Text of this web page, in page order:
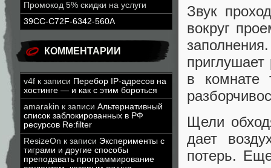
Промокод 5% скидки на услуги
39CC-C72F-6342-560A
КОММЕНТАРИИ
v4f к записи Перебор IP-адресов на
хостинге — и как с этим бороться
amarakin к записи Альтернативный
список заблокированных в РФ
ресурсов Re:filter
ResizeOn к записи Эксперименты с
тиграми и другие способы
преподавать программирование
Звук
вокруг
в комнате
Щели
дает
потерь.